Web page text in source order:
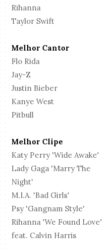
Rihanna
Taylor Swift
Melhor Cantor
Flo Rida
Jay-Z
Justin Bieber
Kanye West
Pitbull
Melhor Clipe
Katy Perry 'Wide Awake'
Lady Gaga 'Marry The
Night'
M.I.A. 'Bad Girls'
Psy 'Gangnam Style'
Rihanna 'We Found Love'
feat. Calvin Harris